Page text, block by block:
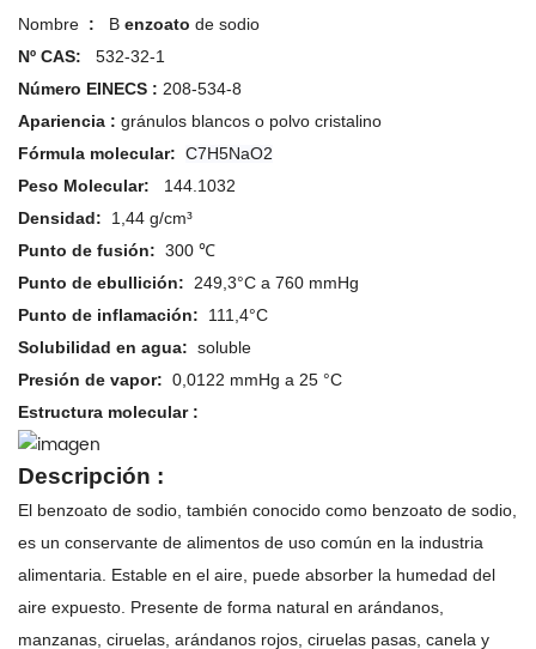
Nombre : B enzoato de sodio
Nº CAS:
532-32-1
Número EINECS : 208-534-8
Apariencia : gránulos blancos o polvo cristalino
Fórmula molecular: C7H5NaO2
Peso Molecular:
144.1032
Densidad:
1,44 g/cm³
Punto de fusión: 300 ℃
Punto de ebullición: 249,3°C a 760 mmHg
Punto de inflamación:
111,4°C
Solubilidad en agua: soluble
Presión de vapor: 0,0122 mmHg a 25 °C
Estructura molecular :
Descripción :
El benzoato de sodio, también conocido como benzoato de sodio,
es un conservante de alimentos de uso común en la industria
alimentaria. Estable en el aire, puede absorber la humedad del
aire expuesto. Presente de forma natural en arándanos,
manzanas, ciruelas, arándanos rojos, ciruelas pasas, canela y